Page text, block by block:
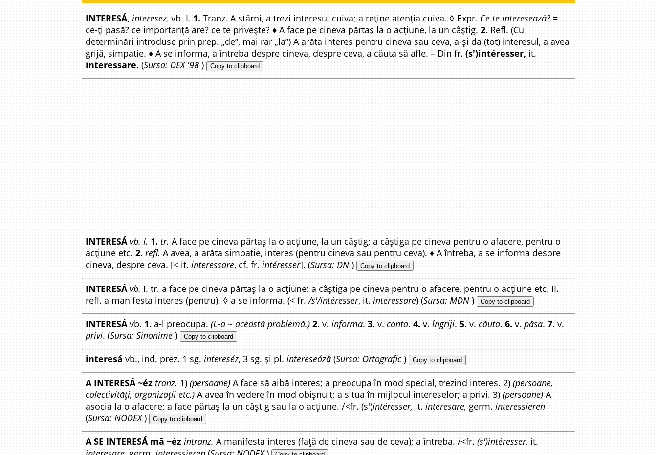
INTERESÁ, interesez, vb. I. 1. Tranz. A stârni, a trezi interesul cuiva; a reține atenția cuiva. ◊ Expr. Ce te interesează? =
ce-ți pasă? ce importanță are? ce te privește? ♦ A face pe cineva părtaș la o acțiune, la un câștig. 2. Refl. (Cu
determinări introduse prin prep. „de”, mai rar „la”) A arăta interes pentru cineva sau ceva, a-și da (tot) interesul, a avea
grijă, simpatie. ♦ A se informa, a întreba despre cineva, despre ceva, a căuta să afle. – Din fr. (s')intéresser, it.
interessare. (Sursa: DEX '98 ) Copy to clipboard
INTERESÁ vb. I. 1. tr. A face pe cineva părtaș la o acțiune, la un câștig; a câștiga pe cineva pentru o afacere, pentru o
acțiune etc. 2. refl. A avea, a arăta simpatie, interes (pentru cineva sau pentru ceva). ♦ A întreba, a se informa despre
cineva, despre ceva. [< it. interessare, cf. fr. intéresser]. (Sursa: DN ) Copy to clipboard
INTERESÁ vb. I. tr. a face pe cineva părtaș la o acțiune; a câștiga pe cineva pentru o afacere, pentru o acțiune etc. II.
refl. a manifesta interes (pentru). ◊ a se informa. (< fr./s'/intéresser, it. interessare) (Sursa: MDN ) Copy to clipboard
INTERESÁvb. 1. a-l preocupa. (L-a ~ această problemă.) 2. v. informa. 3. v. conta. 4. v. îngriji. 5. v. căuta. 6. v. păsa. 7. v.
privi. (Sursa: Sinonime ) Copy to clipboard
interesá vb., ind. prez. 1 sg. intereséz, 3 sg. și pl. intereseáză (Sursa: Ortografic ) Copy to clipboard
A INTERESÁ ~éz tranz. 1) (persoane) A face să aibă interes; a preocupa în mod special, trezind interes. 2) (persoane,
colectivități, organizații etc.) A avea în vedere în mod obișnuit; a situa în mijlocul intereselor; a privi. 3) (persoane) A
asocia la o afacere; a face părtaș la un câștig sau la o acțiune. /<fr. (s')intéresser, it. interesare, germ. interessieren
(Sursa: NODEX) Copy to clipboard
A SE INTERESÁ mă ~éz intranz. A manifesta interes (față de cineva sau de ceva); a întreba. /<fr. (s')intéresser, it.